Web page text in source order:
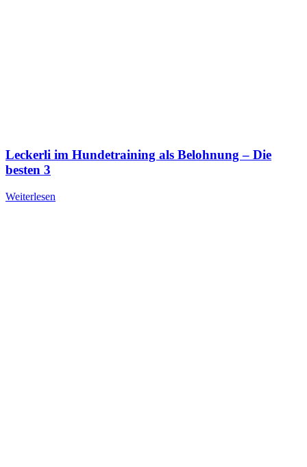
Leckerli im Hundetraining als Belohnung – Die
besten 3
Weiterlesen